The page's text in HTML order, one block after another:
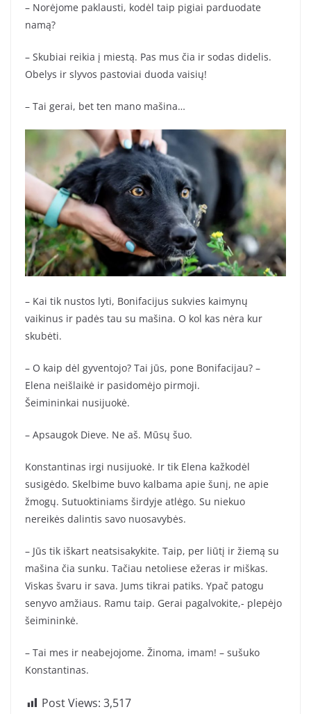
– Norėjome paklausti, kodėl taip pigiai parduodate
namą?
– Skubiai reikia į miestą. Pas mus čia ir sodas didelis.
Obelys ir slyvos pastoviai duoda vaisių!
– Tai gerai, bet ten mano mašina…
– Kai tik nustos lyti, Bonifacijus sukvies kaimynų
vaikinus ir padės tau su mašina. O kol kas nėra kur
skubėti.
– O kaip dėl gyventojo? Tai jūs, pone Bonifacijau? –
Elena neišlaikė ir pasidomėjo pirmoji.
Šeimininkai nusijuokė.
– Apsaugok Dieve. Ne aš. Mūsų šuo.
Konstantinas irgi nusijuokė. Ir tik Elena kažkodėl
susigėdo. Skelbime buvo kalbama apie šunį, ne apie
žmogų. Sutuoktiniams širdyje atlėgo. Su niekuo
nereikės dalintis savo nuosavybės.
– Jūs tik iškart neatsisakykite. Taip, per liūtį ir žiemą su
mašina čia sunku. Tačiau netoliese ežeras ir miškas.
Viskas švaru ir sava. Jums tikrai patiks. Ypač patogu
senyvo amžiaus. Ramu taip. Gerai pagalvokite,- plepėjo
šeimininkė.
– Tai mes ir neabejojome. Žinoma, imam! – sušuko
Konstantinas.
Post Views: 3,517